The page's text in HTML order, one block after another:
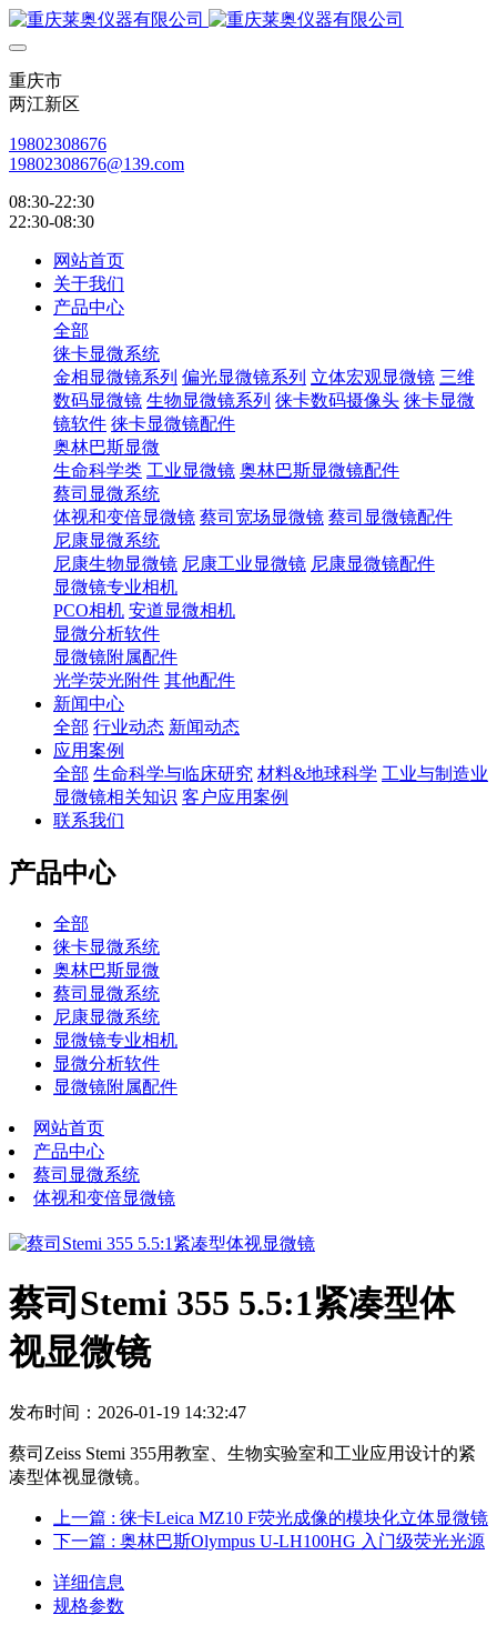
重庆市
两江新区
19802308676
19802308676@139.com
08:30-22:30
22:30-08:30
网站首页
关于我们
产品中心
全部
徕卡显微系统
金相显微镜系列 偏光显微镜系列 立体宏观显微镜 三维
数码显微镜 生物显微镜系列 徕卡数码摄像头 徕卡显微
镜软件 徕卡显微镜配件
奥林巴斯显微
生命科学类 工业显微镜 奥林巴斯显微镜配件
蔡司显微系统
体视和变倍显微镜 蔡司宽场显微镜 蔡司显微镜配件
尼康显微系统
尼康生物显微镜 尼康工业显微镜 尼康显微镜配件
显微镜专业相机
PCO相机 安道显微相机
显微分析软件
显微镜附属配件
光学荧光附件 其他配件
新闻中心
全部 行业动态 新闻动态
应用案例
全部 生命科学与临床研究 材料&地球科学 工业与制造业
显微镜相关知识 客户应用案例
联系我们
产品中心
全部
徕卡显微系统
奥林巴斯显微
蔡司显微系统
尼康显微系统
显微镜专业相机
显微分析软件
显微镜附属配件
网站首页
产品中心
蔡司显微系统
体视和变倍显微镜
蔡司Stemi 355 5.5:1紧凑型体
视显微镜
发布时间：2026-01-19 14:32:47
蔡司Zeiss Stemi 355用教室、生物实验室和工业应用设计的紧
凑型体视显微镜。
上一篇 : 徕卡Leica MZ10 F荧光成像的模块化立体显微镜
下一篇 : 奥林巴斯Olympus U-LH100HG 入门级荧光光源
详细信息
规格参数